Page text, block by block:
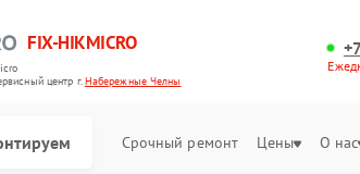
FIX-HIKMICRO
центр г.Набережные Челны
Срочный ремонт Цены О нас